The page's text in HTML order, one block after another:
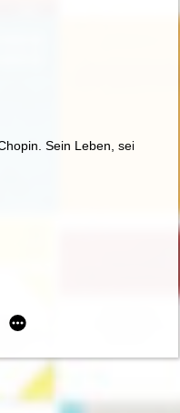
Sein Leben, sein
Chopina